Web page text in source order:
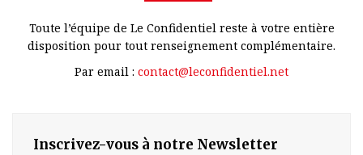
Toute l’équipe de Le Confidentiel reste à votre entière
disposition pour tout renseignement complémentaire.
Par email : contact@leconfidentiel.net
Inscrivez-vous à notre Newsletter